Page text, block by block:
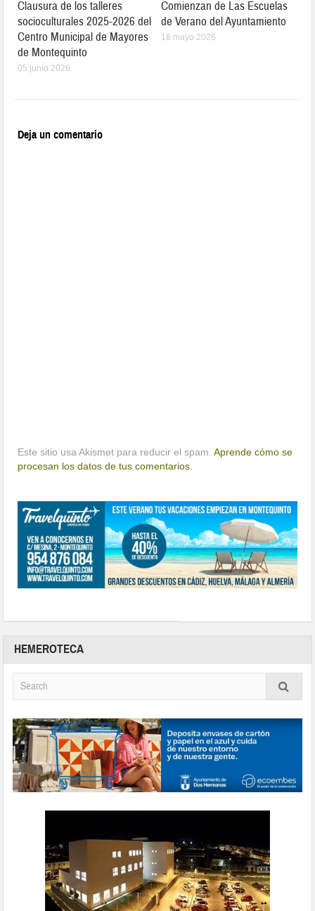
Clausura de los talleres
socioculturales 2025-2026 del
Centro Municipal de Mayores
de Montequinto
05 junio 2026
Comienzan de Las Escuelas
de Verano del Ayuntamiento
18 mayo 2026
Deja un comentario
Este sitio usa Akismet para reducir el spam.Aprende cómo se
procesan los datos de tus comentarios.
HEMEROTECA